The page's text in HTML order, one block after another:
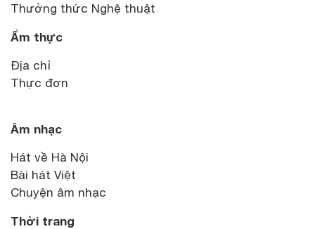
Thưởng thức Nghệ thuật
Ẩm thực
Địa chỉ
Thực đơn
Âm nhạc
Hát về Hà Nội
Bài hát Việt
Chuyện âm nhạc
Thời trang